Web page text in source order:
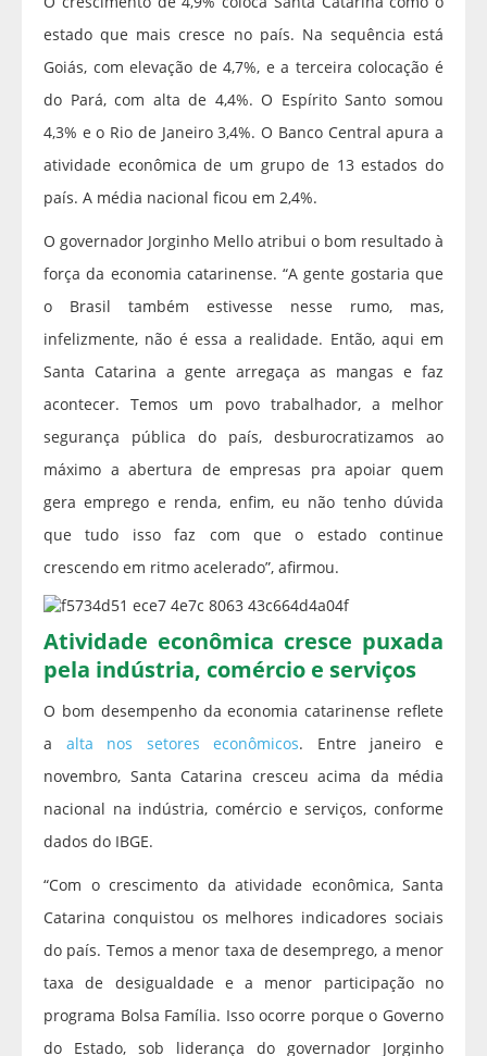
estado que mais cresce no país. Na sequência está
Goiás, com elevação de 4,7%, e a terceira colocação é
do Pará, com alta de 4,4%. O Espírito Santo somou
4,3% e o Rio de Janeiro 3,4%. O Banco Central apura a
atividade econômica de um grupo de 13 estados do
país. A média nacional ficou em 2,4%.
O governador Jorginho Mello atribui o bom resultado à
força da economia catarinense. “A gente gostaria que
o Brasil também estivesse nesse rumo, mas,
infelizmente, não é essa a realidade. Então, aqui em
Santa Catarina a gente arregaça as mangas e faz
acontecer. Temos um povo trabalhador, a melhor
segurança pública do país, desburocratizamos ao
máximo a abertura de empresas pra apoiar quem
gera emprego e renda, enfim, eu não tenho dúvida
que tudo isso faz com que o estado continue
crescendo em ritmo acelerado”, afirmou.
Atividade econômica cresce puxada
pela indústria, comércio e serviços
O bom desempenho da economia catarinense reflete
a alta nos setores econômicos. Entre janeiro e
novembro, Santa Catarina cresceu acima da média
nacional na indústria, comércio e serviços, conforme
dados do IBGE.
“Com o crescimento da atividade econômica, Santa
Catarina conquistou os melhores indicadores sociais
do país. Temos a menor taxa de desemprego, a menor
taxa de desigualdade e a menor participação no
programa Bolsa Família. Isso ocorre porque o Governo
do Estado, sob liderança do governador Jorginho